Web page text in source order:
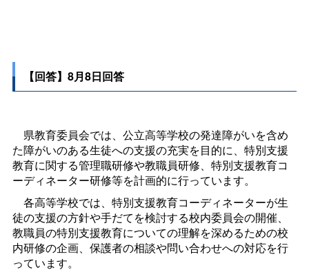
【回答】8月8日回答
県教育委員会では、公立高等学校の発達障がいを含め
た障がいのある生徒への支援の充実を目的に、特別支援
教育に関する管理職研修や教職員研修、特別支援教育コ
ーディネーター研修等を計画的に行っています。
各高等学校では、特別支援教育コーディネーターが生
徒の支援の方針や手だてを検討する校内委員会の開催、
教職員の特別支援教育についての理解を深めるための校
内研修の企画、保護者の相談や問い合わせへの対応を行
っています。